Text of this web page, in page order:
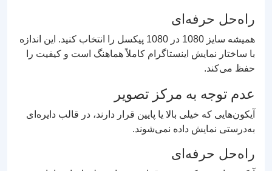
راه‌حل حرفه‌ای
همیشه سایز 1080 در 1080 پیکسل را انتخاب کنید. این اندازه
با ساختار نمایش اینستاگرام کاملاً هماهنگ است و کیفیت را
حفظ می‌کند.
عدم توجه به مرکز تصویر
آیکون‌هایی که خیلی بالا یا پایین قرار دارند، در قالب دایره‌ای
به‌درستی نمایش داده نمی‌شوند.
راه‌حل حرفه‌ای